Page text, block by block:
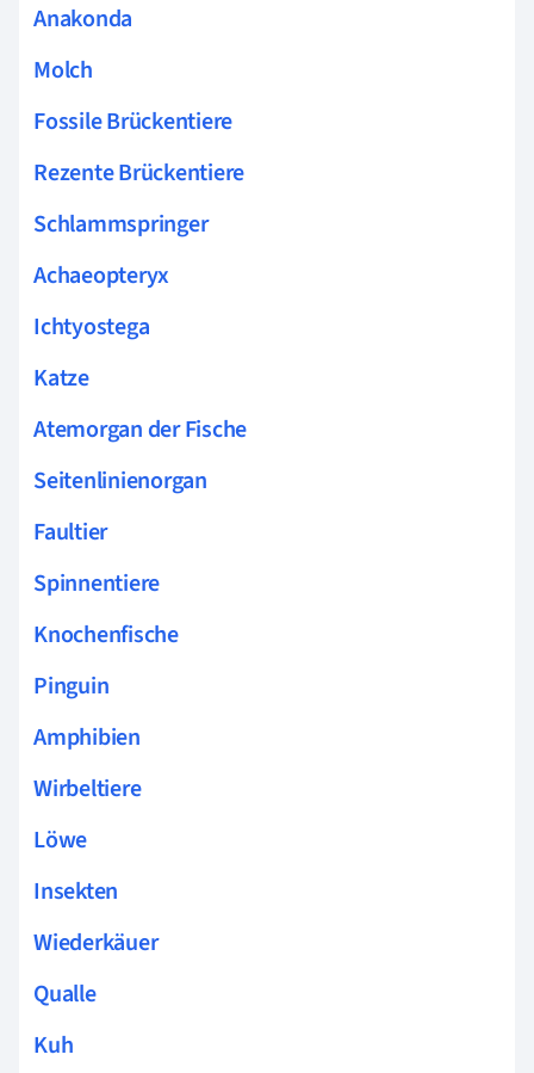
Anakonda
Molch
Fossile Brückentiere
Rezente Brückentiere
Schlammspringer
Achaeopteryx
Ichtyostega
Katze
Atemorgan der Fische
Seitenlinienorgan
Faultier
Spinnentiere
Knochenfische
Pinguin
Amphibien
Wirbeltiere
Löwe
Insekten
Wiederkäuer
Qualle
Kuh